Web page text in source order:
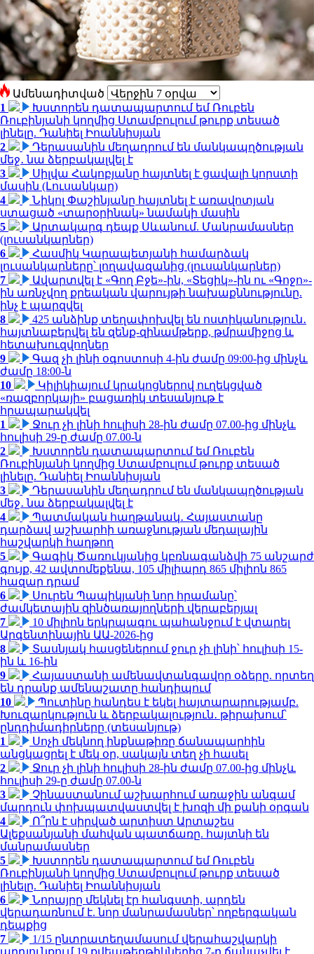
Ամենադիտված
1
Խստորեն դատապարտում եմ Ռուբեն
Ռուբինյանի կողմից Ստամբուլում թուրք տեսած
լինելը. Դանիել Իոաննիսյան
2
Դերասանին մեղադրում են մանկապղծության
մեջ․ նա ձերբակալվել է
3
Սիլվա Հակոբյանը հայտնել է ցավալի կորստի
մասին (Լուսանկար)
4
Նիկոլ Փաշինյանը հայտնել է առավոտյան
ստացած «տարօրինակ» նամակի մասին
5
Արտակարգ դեպք Սևանում. Մանրամասներ
(լուսանկարներ)
6
Հասմիկ Կարապետյանի համարձակ
լուսանկարները՝ լողավազանից (լուսանկարներ)
7
Ավարտվել է «Գող Բջե»-ին, «Տեցիկ»-ին ու «Գոջո»-
ին առնչվող քրեական վարույթի նախաքննությունը.
ինչ է պարզվել
8
425 անձինք տեղափոխվել են ոստիկանություն․
հայտնաբերվել են զենք-զինամթերք, թմրամիջոց և
հետախուզվողներ
9
Գազ չի լինի օգոստոսի 4-ին ժամը 09:00-ից մինչև
ժամը 18:00-ն
10
Կիլիկիայում կրակոցներով ուղեկցված
«ռազբորկայի» բացառիկ տեսանյութ է
հրապարակվել
1
Ջուր չի լինի հուլիսի 28-ին ժամը 07.00-ից մինչև
հուլիսի 29-ը ժամը 07.00-ն
2
Խստորեն դատապարտում եմ Ռուբեն
Ռուբինյանի կողմից Ստամբուլում թուրք տեսած
լինելը. Դանիել Իոաննիսյան
3
Դերասանին մեղադրում են մանկապղծության
մեջ․ նա ձերբակալվել է
4
Պատմական հաղթանակ․ Հայաստանը
դարձավ աշխարհի առաջնության մեդալային
հաշվարկի հաղթող
5
Գագիկ Ծառուկյանից կբռնագանձվի 75 անշարժ
գույք, 42 ավտոմեքենա, 105 միլիարդ 865 միլիոն 865
հազար դրամ
6
Սուրեն Պապիկյանի նոր հրամանը՝
ժամկետային զինծառայողների վերաբերյալ
7
10 միլիոն երկրպագու պահանջում է վտարել
Արգենտինային ԱԱ-2026-ից
8
Տասնյակ հասցեներում ջուր չի լինի՝ հուլիսի 15-
ին և 16-ին
9
Հայաստանի ամենավտանգավոր օձերը. որտեղ
են դրանք ամենաշատը հանդիպում
10
Պուտինը հանդես է եկել հայտարարությամբ.
Խուզարկություն և ձերբակալություն․ թիրախում՝
ընդդիմադիրները (տեսանյութ)
1
Սոչի մեկնող ինքնաթիռը ճանապարհին
անցկացրել է մեկ օր, սակայն տեղ չի հասել
2
Ջուր չի լինի հուլիսի 28-ին ժամը 07.00-ից մինչև
հուլիսի 29-ը ժամը 07.00-ն
3
Չինաստանում աշխարհում առաջին անգամ
մարդուն փոխպատվաստվել է խոզի մի քանի օրգան
4
Ո՞րն է սիրված արտիստ Արտաշես
Ալեքսանյանի մահվան պատճառը. հայտնի են
մանրամասներ
5
Խստորեն դատապարտում եմ Ռուբեն
Ռուբինյանի կողմից Ստամբուլում թուրք տեսած
լինելը. Դանիել Իոաննիսյան
6
Նորայրը մեկնել էր հանգստի, արդեն
վերադառնում է. նոր մանրամասներ՝ ողբերգական
դեպքից
7
1/15 ընտրատեղամասում վերահաշվարկի
արդյունքում 19 քվեաթերթիկներից 7-ը ճանաչվել է